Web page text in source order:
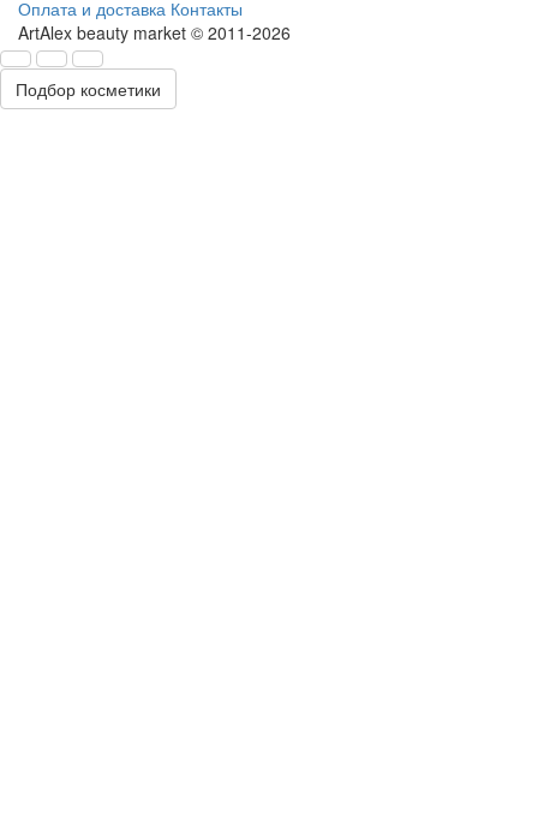
Оплата и доставка Контакты
ArtAlex beauty market © 2011-2026
Подбор косметики